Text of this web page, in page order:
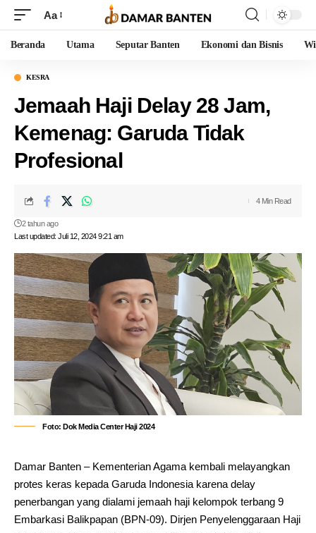
Aa
Beranda Utama Seputar Banten Ekonomi dan Bisnis
KESRA
Jemaah Haji Delay 28 Jam,
Kemenag: Garuda Tidak
Profesional
Last updated: Juli 12, 2024 9:21 am
2 tahun ago
4 Min Read
Foto: Dok Media Center Haji 2024
Damar Banten – Kementerian Agama kembali melayangkan
protes keras kepada Garuda Indonesia karena delay
penerbangan yang dialami jemaah haji kelompok terbang 9
Embarkasi Balikpapan (BPN-09). Dirjen Penyelenggaraan Haji